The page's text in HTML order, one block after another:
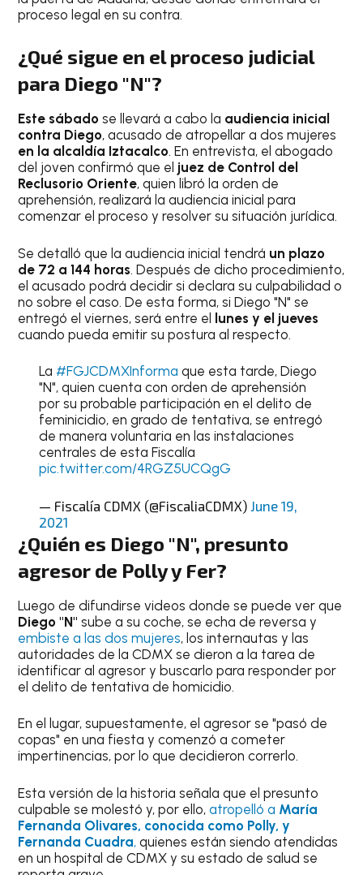
proceso legal en su contra.
¿Qué sigue en el proceso judicial
para Diego "N"?
Este sábado se llevará a cabo la audiencia inicial
contra Diego, acusado de atropellar a dos mujeres
en la alcaldía Iztacalco. En entrevista, el abogado
del joven confirmó que el juez de Control del
Reclusorio Oriente, quien libró la orden de
aprehensión, realizará la audiencia inicial para
comenzar el proceso y resolver su situación jurídica.
Se detalló que la audiencia inicial tendrá un plazo
de 72 a 144 horas. Después de dicho procedimiento,
el acusado podrá decidir si declara su culpabilidad o
no sobre el caso. De esta forma, si Diego "N" se
entregó el viernes, será entre el lunes y el jueves
cuando pueda emitir su postura al respecto.
La #FGJCDMXInforma que esta tarde, Diego
"N", quien cuenta con orden de aprehensión
por su probable participación en el delito de
feminicidio, en grado de tentativa, se entregó
de manera voluntaria en las instalaciones
centrales de esta Fiscalía
pic.twitter.com/4RGZ5UCQgG
— Fiscalía CDMX (@FiscaliaCDMX) June 19,
2021
¿Quién es Diego "N", presunto
agresor de Polly y Fer?
Luego de difundirse videos donde se puede ver que
Diego "N" sube a su coche, se echa de reversa y
embiste a las dos mujeres, los internautas y las
autoridades de la CDMX se dieron a la tarea de
identificar al agresor y buscarlo para responder por
el delito de tentativa de homicidio.
En el lugar, supuestamente, el agresor se "pasó de
copas" en una fiesta y comenzó a cometer
impertinencias, por lo que decidieron correrlo.
Esta versión de la historia señala que el presunto
culpable se molestó y, por ello,atropelló a María
Fernanda Olivares, conocida como Polly, y
Fernanda Cuadra, quienes están siendo atendidas
en un hospital de CDMX y su estado de salud se